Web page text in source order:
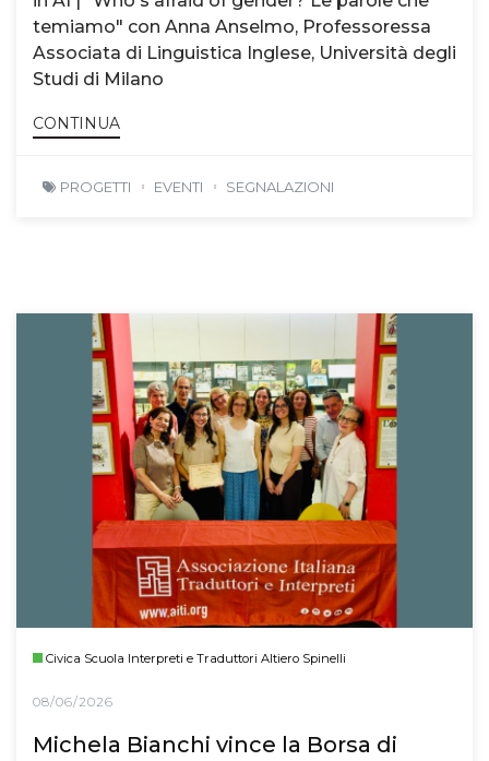
temiamo" con Anna Anselmo, Professoressa
Associata di Linguistica Inglese, Università degli
Studi di Milano
CONTINUA
PROGETTI EVENTI SEGNALAZIONI
Civica Scuola Interpreti e Traduttori Altiero Spinelli
08/06/2026
Michela Bianchi vince la Borsa di